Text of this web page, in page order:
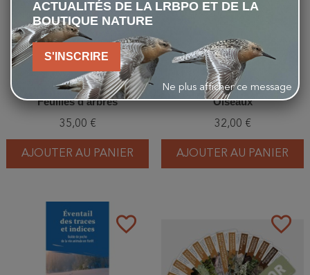
Éventail à empreintes -
Feuilles d’arbres
35,00 €
AJOUTER AU PANIER
Éventail à empreintes -
Oiseaux
32,00 €
AJOUTER AU PANIER
favorite_border favorite_border
ACTUALITÉS DE LA LRBPO ET DE LA
BOUTIQUE NATURE
S'INSCRIRE
Ne plus afficher ce message